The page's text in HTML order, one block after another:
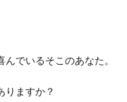
でいるそこのあなた。
りますか？